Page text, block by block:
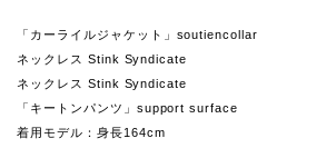
「カーライルジャケット」soutiencollar
ネックレス Stink Syndicate
ネックレス Stink Syndicate
「キートンパンツ」support surface
着用モデル：身長164cm